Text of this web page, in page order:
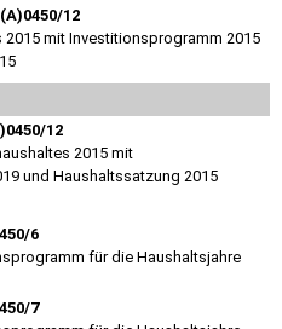
12
mit Investitionsprogramm 2015
12
2015 mit
und Haushaltssatzung 2015
6
für die Haushaltsjahre
7